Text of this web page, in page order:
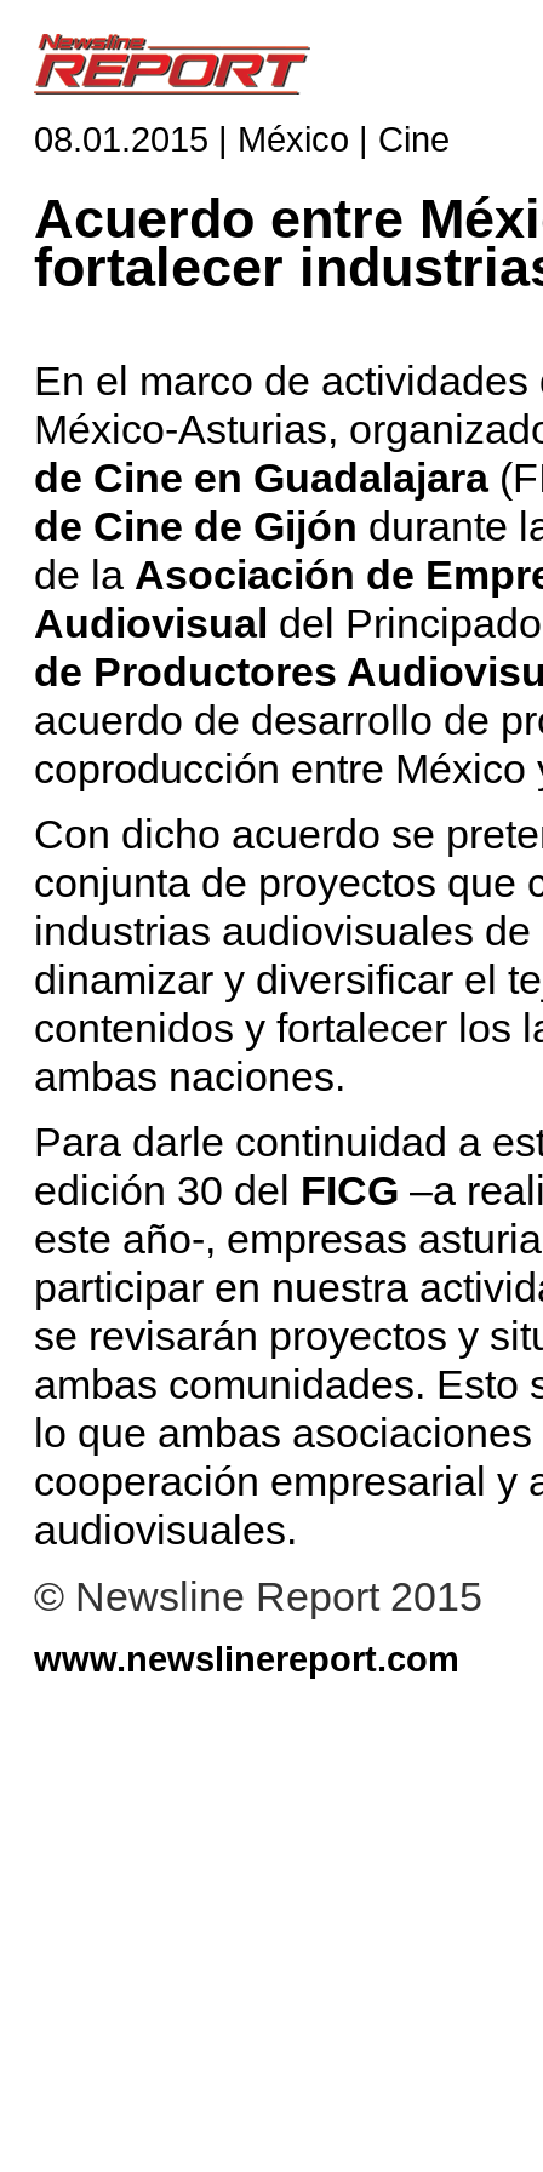
08.01.2015 | México | Cine
Acuerdo entre
fortalecer
En el marco de
México-Asturias,
de Cine en Guadalajara
de Cine de Gijón durante
de la Asociación de
Audiovisual del
de Productores
acuerdo de desarrollo de
coproducción entre México
Con dicho acuerdo se
conjunta de proyectos que
industrias audiovisuales
dinamizar y diversificar el
contenidos y fortalecer los
ambas naciones.
Para darle continuidad a
edición 30 del FICG –a
este año-, empresas
participar en nuestra
se revisarán proyectos y
ambas comunidades. Esto
lo que ambas
cooperación empresarial y
audiovisuales.
© Newsline Report 2015
www.newslinereport.com